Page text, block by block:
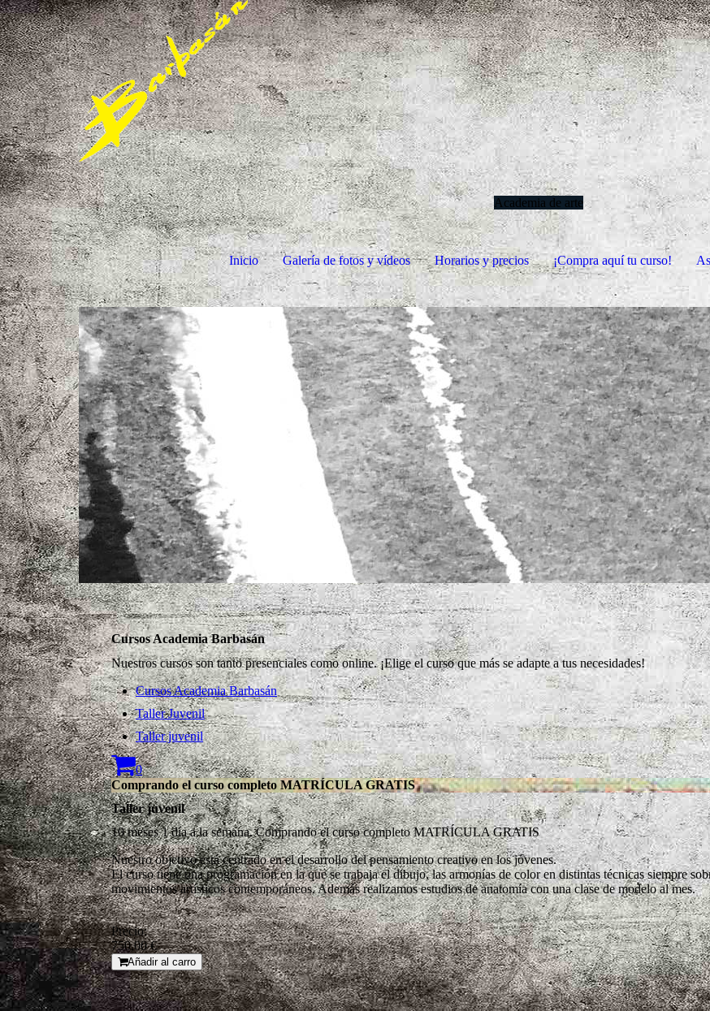
Academia de arte
Inicio Galería de fotos y vídeos Horarios y precios ¡Compra aquí tu curso!
Cursos Academia Barbasán
Nuestros cursos son tanto presenciales como online. ¡Elige el curso que más se adapte a tus necesidades!
Cursos Academia Barbasán
Taller Juvenil
Taller juvenil
0
Comprando el curso completo MATRÍCULA GRATIS
Taller juvenil
10 meses 1 día a la semana. Comprando el curso completo MATRÍCULA GRATIS
Nuestro objetivo está centrado en el desarrollo del pensamiento creativo en los jóvenes.
El curso tiene una programación en la que se trabaja el dibujo, las armonías de color en distintas técnicas siempre
movimientos artísticos contemporáneos. Además realizamos estudios de anatomía con una clase de modelo al mes.
Precio:
750,00 €
Añadir al carro